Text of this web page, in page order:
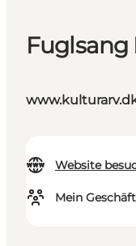
Fuglsang
Website
Mein